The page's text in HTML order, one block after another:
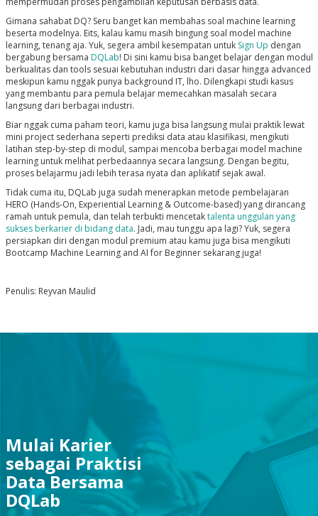
Gimana sahabat DQ? Seru banget kan membahas soal machine learning
beserta modelnya. Eits, kalau kamu masih bingung soal model machine
learning, tenang aja. Yuk, segera ambil kesempatan untuk Sign Up dengan
bergabung bersama DQLab! Di sini kamu bisa banget belajar dengan modul
berkualitas dan tools sesuai kebutuhan industri dari dasar hingga advanced
meskipun kamu nggak punya background IT, lho. Dilengkapi studi kasus
yang membantu para pemula belajar memecahkan masalah secara
langsung dari berbagai industri.
Biar nggak cuma paham teori, kamu juga bisa langsung mulai praktik lewat
mini project sederhana seperti prediksi data atau klasifikasi, mengikuti
latihan step-by-step di modul, sampai mencoba berbagai model machine
learning untuk melihat perbedaannya secara langsung. Dengan begitu,
proses belajarmu jadi lebih terasa nyata dan aplikatif sejak awal.
Tidak cuma itu, DQLab juga sudah menerapkan metode pembelajaran
HERO (Hands-On, Experiential Learning & Outcome-based) yang dirancang
ramah untuk pemula, dan telah terbukti mencetaktalenta unggulan yang
sukses berkarier di bidang data. Jadi, mau tunggu apa lagi? Yuk, segera
persiapkan diri dengan modul premium atau kamu juga bisa mengikuti
Bootcamp Machine Learning and AI for Beginner sekarang juga!
Penulis: Reyvan Maulid
Mulai Karier
sebagai Praktisi
Data Bersama
DQLab